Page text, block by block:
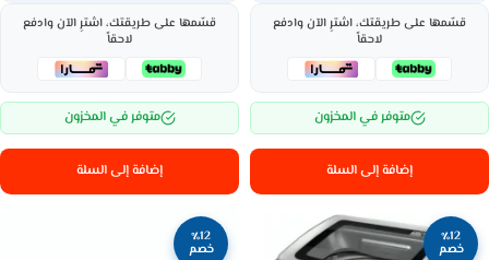
قسّمها على طريقتك، اشترِ الآن وادفع
لاحقاً
متوفر في المخزون
إضافة إلى السلة
قسّمها على طريقتك، اشترِ الآن وادفع
لاحقاً
متوفر في المخزون
إضافة إلى السلة
٪12
خصم
٪12
خصم